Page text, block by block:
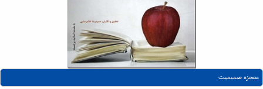
معجزه صمیمیت